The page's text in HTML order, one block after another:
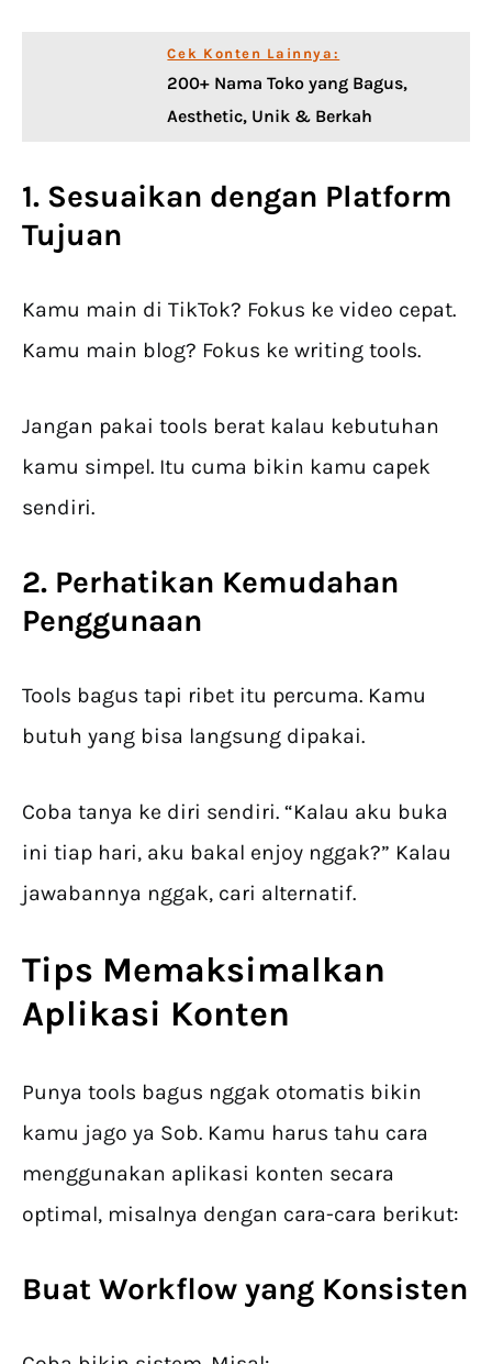
Cek Konten Lainnya:
200+ Nama Toko yang Bagus,
Aesthetic, Unik & Berkah
1. Sesuaikan dengan Platform
Tujuan
Kamu main di TikTok? Fokus ke video cepat.
Kamu main blog? Fokus ke writing tools.
Jangan pakai tools berat kalau kebutuhan
kamu simpel. Itu cuma bikin kamu capek
sendiri.
2. Perhatikan Kemudahan
Penggunaan
Tools bagus tapi ribet itu percuma. Kamu
butuh yang bisa langsung dipakai.
Coba tanya ke diri sendiri. “Kalau aku buka
ini tiap hari, aku bakal enjoy nggak?” Kalau
jawabannya nggak, cari alternatif.
Tips Memaksimalkan
Aplikasi Konten
Punya tools bagus nggak otomatis bikin
kamu jago ya Sob. Kamu harus tahu cara
menggunakan aplikasi konten secara
optimal, misalnya dengan cara-cara berikut:
Buat Workflow yang Konsisten